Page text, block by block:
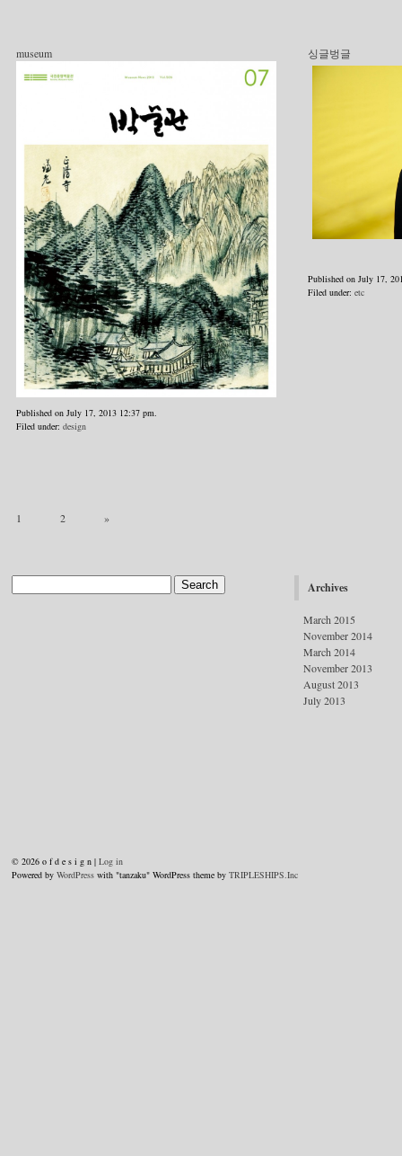
museum
Published on July 17, 2013 12:37 pm.
Filed under: design
싱글벙글
Published on July 17,
Filed under: etc
1 2 »
Archives
March 2015
November 2014
March 2014
November 2013
August 2013
July 2013
© 2026 o f d e s i g n | Log in
Powered by WordPresswith "tanzaku" WordPress theme by TRIPLESHIPS.Inc